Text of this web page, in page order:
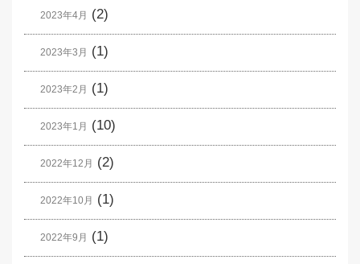
2023年4月 (2)
2023年3月 (1)
2023年2月 (1)
2023年1月 (10)
2022年12月 (2)
2022年10月 (1)
2022年9月 (1)